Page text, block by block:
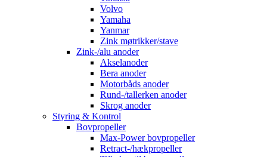
Volvo
Yamaha
Yanmar
Zink møtrikker/stave
Zink-/alu anoder
Akselanoder
Bera anoder
Motorbåds anoder
Rund-/tallerken anoder
Skrog anoder
Styring & Kontrol
Bovpropeller
Max-Power bovpropeller
Retract-/hækpropeller